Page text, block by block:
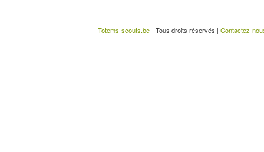
Totems-scouts.be- Tous droits réservés | Contactez-